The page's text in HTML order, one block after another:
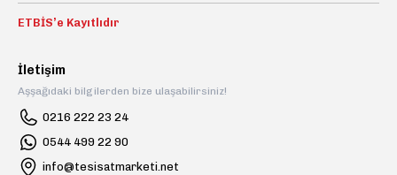
ETBİS’e Kayıtlıdır
İletişim
Aşşağıdaki bilgilerden bize ulaşabilirsiniz!
0216 222 23 24
0544 499 22 90
info@tesisatmarketi.net